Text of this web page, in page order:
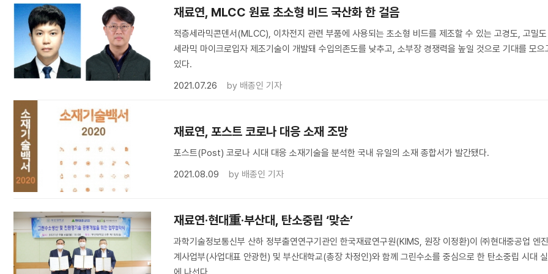
재료연, MLCC 원료 초소형 비드 국산화 한 걸음
적층세라믹콘덴서(MLCC), 이차전지 관련 부품에 사용되는 초소형 비드를 제조할 수 있는 고경도, 고밀도
세라믹 마이크로입자 제조기술이 개발돼 수입의존도를 낮추고, 소부장 경쟁력을 높일 것으로 기대를 모으
있다.
2021.07.26
by 배종인 기자
재료연, 포스트 코로나 대응 소재 조망
포스트(Post) 코로나 시대 대응 소재기술을 분석한 국내 유일의 소재 종합서가 발간됐다.
2021.08.09
by 배종인 기자
재료연·현대重·부산대, 탄소중립 ‘맞손’
과학기술정보통신부 산하 정부출연연구기관인 한국재료연구원(KIMS, 원장 이정환)이 ㈜현대중공업 엔진
계사업부(사업대표 안광헌) 및 부산대학교(총장 차정인)와 함께 그린수소를 중심으로 한 탄소중립 시대